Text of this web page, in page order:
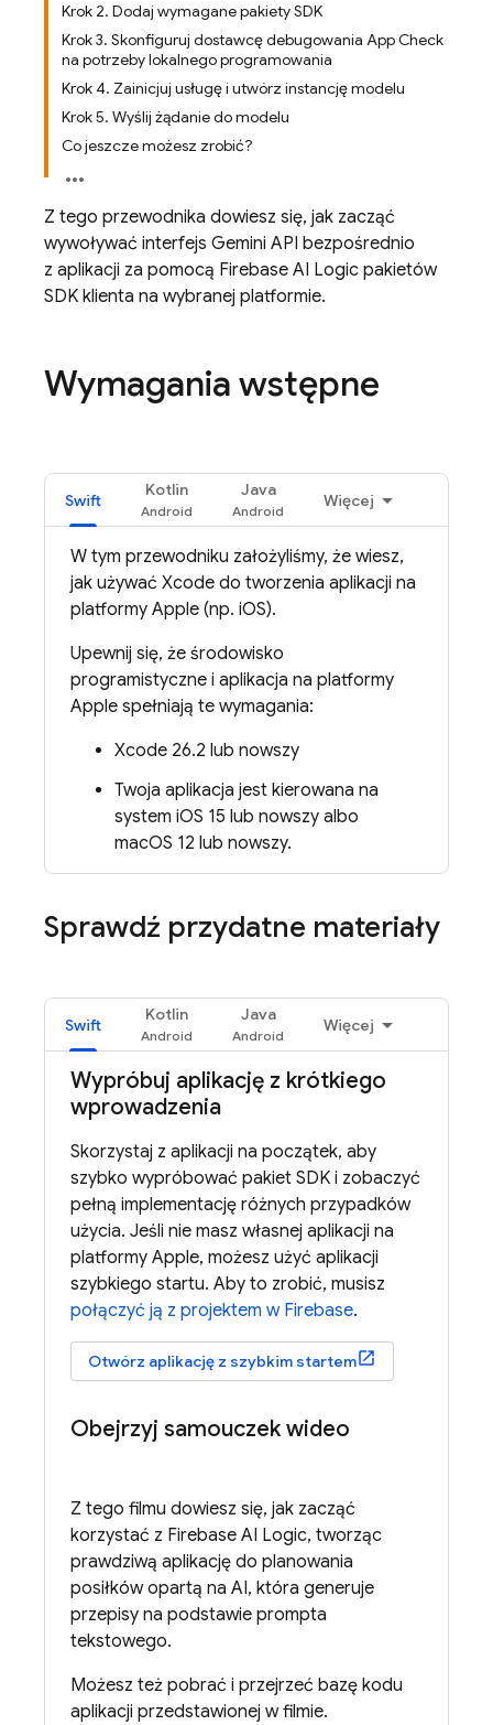
Krok 2. Dodaj wymagane pakiety SDK
Krok 3. Skonfiguruj dostawcę debugowania App Check
na potrzeby lokalnego programowania
Krok 4. Zainicjuj usługę i utwórz instancję modelu
Krok 5. Wyślij żądanie do modelu
Co jeszcze możesz zrobić?
Z tego przewodnika dowiesz się, jak zacząć
wywoływać interfejs Gemini API bezpośrednio
z aplikacji za pomocą Firebase AI Logic pakietów
SDK klienta na wybranej platformie.
Wymagania wstępne
Swift
Kotlin Java
Więcej
W tym przewodniku założyliśmy, że wiesz,
jak używać Xcode do tworzenia aplikacji na
platformy Apple (np. iOS).
Upewnij się, że środowisko
programistyczne i aplikacja na platformy
Apple spełniają te wymagania:
Xcode 26.2 lub nowszy
Twoja aplikacja jest kierowana na
system iOS 15 lub nowszy albo
macOS 12 lub nowszy.
Sprawdź przydatne materiały
Swift
Kotlin Java
Więcej
Wypróbuj aplikację z krótkiego
wprowadzenia
Skorzystaj z aplikacji na początek, aby
szybko wypróbować pakiet SDK i zobaczyć
pełną implementację różnych przypadków
użycia. Jeśli nie masz własnej aplikacji na
platformy Apple, możesz użyć aplikacji
szybkiego startu. Aby to zrobić, musisz
połączyć ją z projektem w Firebase.
Otwórz aplikację z szybkim startem
Obejrzyj samouczek wideo
Z tego filmu dowiesz się, jak zacząć
korzystać z Firebase AI Logic, tworząc
prawdziwą aplikację do planowania
posiłków opartą na AI, która generuje
przepisy na podstawie prompta
tekstowego.
Możesz też pobrać i przejrzeć bazę kodu
aplikacji przedstawionej w filmie.